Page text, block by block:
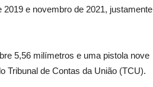
e novembro de 2021, justamente
5,56 milímetros e uma pistola nove
Tribunal de Contas da União (TCU).